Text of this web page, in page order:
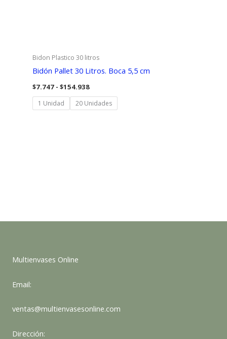
Bidon Plastico 30 litros
Bidón Pallet 30 Litros. Boca 5,5 cm
$7.747 - $154.938Rango
precios:
desde
1 Unidad 20 Unidades
Multienvases Online
Email:
ventas@multienvasesonline.com
Dirección: